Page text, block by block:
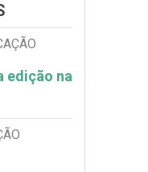
edição na